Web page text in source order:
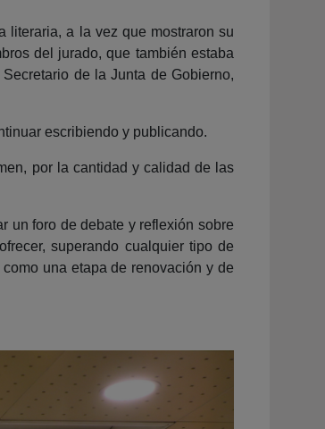
literaria, a la vez que mostraron su
del jurado, que también estaba
de la Junta de Gobierno,
escribiendo y publicando.
por la cantidad y calidad de las
un foro de debate y reflexión sobre
superando cualquier tipo de
una etapa de renovación y de